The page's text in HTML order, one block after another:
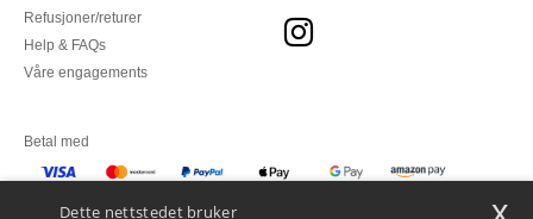
Refusjoner/returer
Help & FAQs
Våre engagements
Betal med
Dette nettstedet bruker